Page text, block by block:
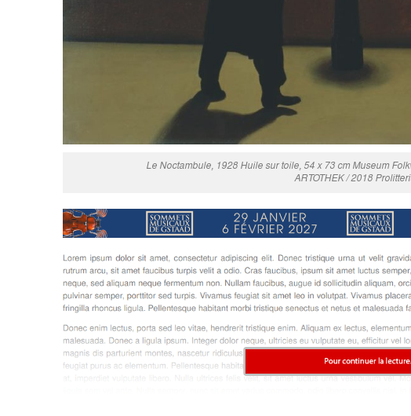
Le Noctambule, 1928 Huile sur toile, 54 x 73 cm Museum
ARTOTHEK / 2018